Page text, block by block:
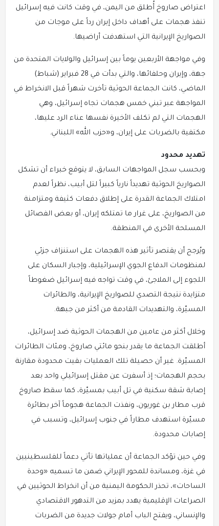
اعتراض صاروخ أُطلق من اليمن، في وقت كانت فيه إسرائيل
تنفذ هجمات على أهداف داخل إيران رداً على موجات من
الصواريخ الإيرانية التي استهدفت أراضيها.
وفي مواجهة الأربعين يوماً بين إسرائيل والولايات المتحدة من
جهة، وإيران وحلفائها، والتي بدأت في 28 فبراير (شباط)
الماضي، كانت الجماعة الحوثية تأخرت شهراً قبل الانخراط في
المواجهة عبر تبني خمس هجمات تجاه إسرائيل، وهي
الهجمات التي لم تكلف الأخيرة نفسها عناء الرد عليها،
مكتفية بالضربات على إيران، و«حزب الله» اللبناني.
تهديد محدود
وبحسب سجل المواجهات السابق، لا يتوقع خبراء أن تشكل
الصواريخ الحوثية تهديداً نارياً كبيراً لتل أبيب، نظراً لعدم
امتلاك الجماعة القدرة على إطلاق دفعات كثيفة ومتزامنة
من الصواريخ، على غرار ما تمتلكه إيران، أو بعض الفصائل
المسلحة الأخرى في المنطقة.
ويُرجح أن يقتصر تأثير هذه الهجمات على استنزاف جزئي
لمنظومات الدفاع الجوي الإسرائيلية، وإجبار السكان على
اللجوء إلى الملاجئ، في وقت تواجه فيه إسرائيل ضغوطاً
متزايدة نتيجة التصدي للصواريخ الإيرانية، والطائرات
المسيّرة، والتهديدات القادمة من أكثر من جبهة.
وخلال أكثر من عامين من الهجمات الحوثية ضد إسرائيل،
أطلقت الجماعة ما يقدر بنحو مائتي صاروخ، ومئات الطائرات
المسيّرة. غير أن حصيلة تلك العمليات بقيت محدودة مقارنة
بحجم الهجمات؛ إذ أسفرت عن مقتل إسرائيلي واحد بعد
إصابة شقة سكنية في تل أبيب بمسيّرة، كما سقط صاروخ
قرب مطار بن غوريون، ونفذت الجماعة هجوماً آخر بطائرة
مسيّرة استهدف مطاراً في جنوب إسرائيل، وتسبب في
إصابات محدودة.
وفي حين تؤكد الجماعة أن عملياتها تأتي دعماً للفلسطينيين
في غزة، ومساندة للمحور الإيراني ضمن ما تسميه «وحدة
الساحات»، تحذر الحكومة اليمنية من أن انخراط الحوثيين في
الصراعات الإقليمية يهدد بمزيد من التدهور الاقتصادي
والإنساني، ويفتح الباب أمام جولات جديدة من الضربات